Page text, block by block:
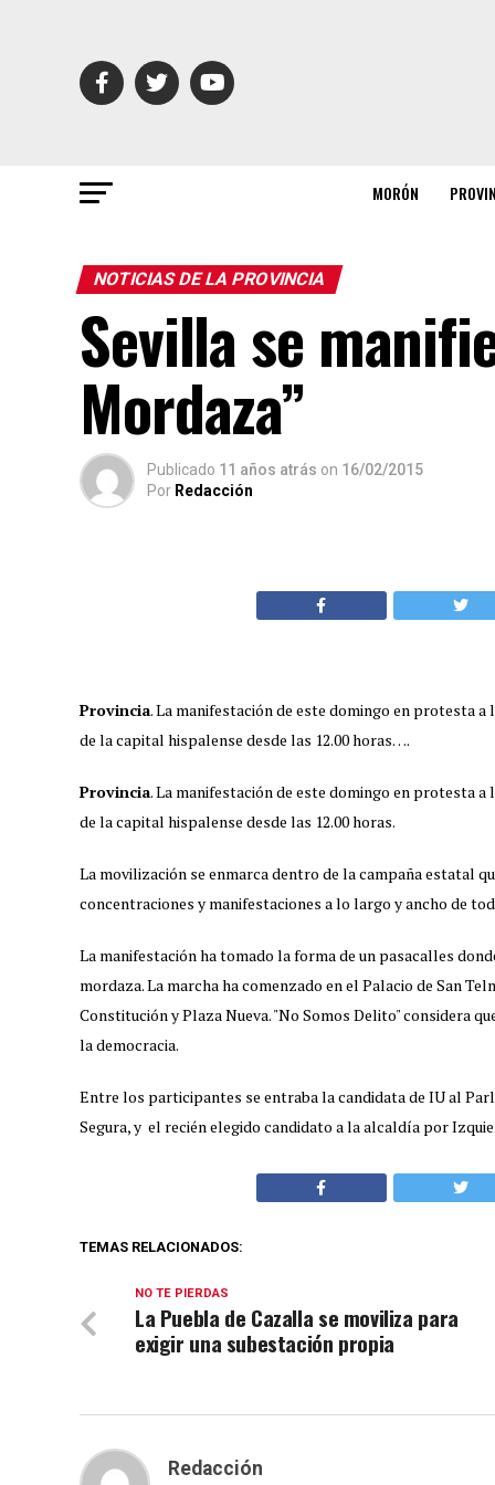
MORÓN
NOTICIAS DE LA PROVINCIA
Sevilla se
Mordaza”
Publicado 11 años atrás on 16/02/2015
Por Redacción
Provincia. La manifestación de este domingo en protesta
de la capital hispalense desde las 12.00 horas….
Provincia. La manifestación de este domingo en protesta
de la capital hispalense desde las 12.00 horas.
La movilización se enmarca dentro de la campaña estatal
concentraciones y manifestaciones a lo largo y ancho de
La manifestación ha tomado la forma de un pasacalles
mordaza. La marcha ha comenzado en el Palacio de San
Constitución y Plaza Nueva. "No Somos Delito" considera
la democracia.
Entre los participantes se entraba la candidata de IU al
Segura, y el recién elegido candidato a la alcaldía por
TEMAS RELACIONADOS:
NO TE PIERDAS
La Puebla de Cazalla se moviliza para
exigir una subestación propia
Redacción